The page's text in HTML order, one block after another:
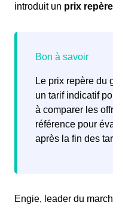
introduit un prix
Le prix repère du
un tarif indicatif
à comparer les
référence pour
après la fin des
Engie, leader du